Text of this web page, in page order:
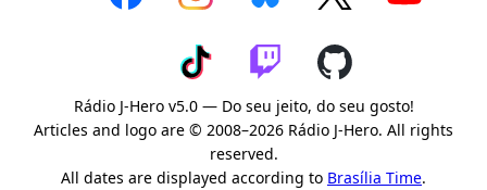
Rádio J-Hero v5.0 — Do seu jeito, do seu gosto!
Articles and logo are © 2008–2026 Rádio J-Hero. All rights
reserved.
All dates are displayed according to Brasília Time.